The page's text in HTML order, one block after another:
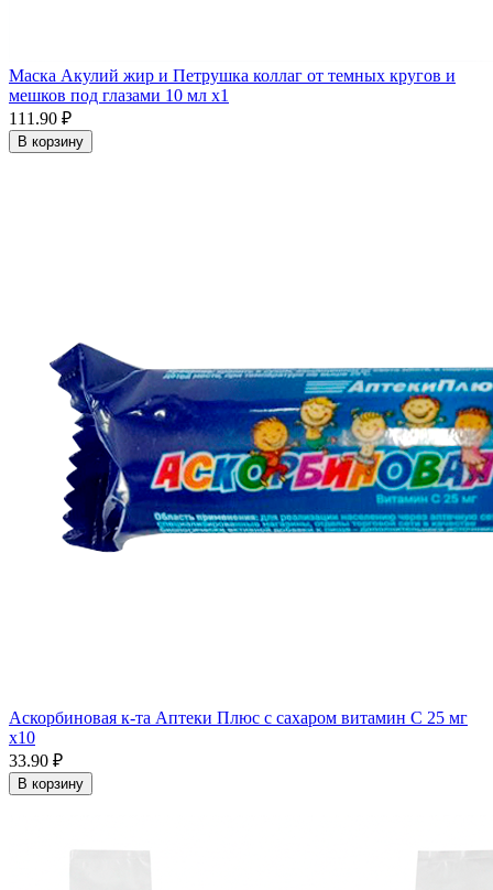
Маска Акулий жир и Петрушка коллаг от темных кругов и
мешков под глазами 10 мл x1
111.90 ₽
В корзину
Аскорбиновая к-та Аптеки Плюс с сахаром витамин С 25 мг
x10
33.90 ₽
В корзину